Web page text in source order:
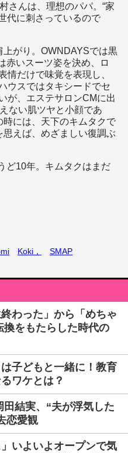
さんは、理想のパパ。“家
代に刺さっているので
がり。OWNDAYSでは黒
赤いスーツ姿を決め、ロ
情だけで味覚を表現し、
ウスではタキシードでセ
が、エステサロンCMに出
ない肌ツヤと小顔であ
には、天下のキムタクで
えば、めざましい復調ぶ
ど10年。キムタクはまだ
Koki， SMAP
わった」から「めちゃ
をもたらした時代の
子どもと一緒に！教育
ワケとは？
結実、“夫が浮気した
恋愛観
いよいよオープンで気